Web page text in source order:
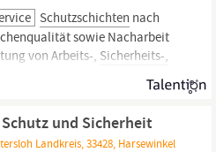
Schutzschichten nach
sowie Nacharbeit
von Arbeits-, Sicherheits-,
bieten Keine Probezeit!
Bis zu 30 Tage Urlaub pro
und Sicherheit
Landkreis, 33428, Harsewinkel